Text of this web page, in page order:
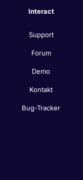
Interact
Support
Forum
Demo
Kontakt
Bug-Tracker